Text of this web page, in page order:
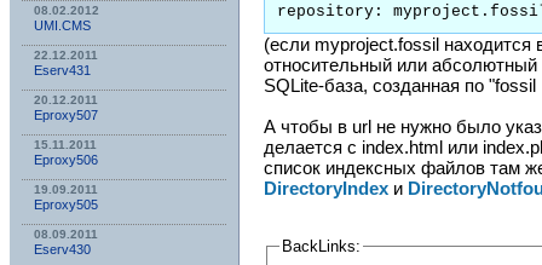
08.02.2012
UMI.CMS
22.12.2011
Eserv431
20.12.2011
Eproxy507
15.11.2011
Eproxy506
19.09.2011
Eproxy505
08.09.2011
Eserv430
repository:
(если myproject.fossil находится
относительный или
SQLite-база, созданная по
А чтобы в url не нужно было
делается с index.html или
список индексных файлов там
DirectoryIndex и
BackLinks: